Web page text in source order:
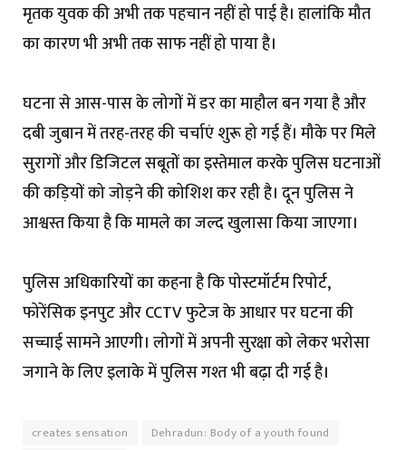
मृतक युवक की अभी तक पहचान नहीं हो पाई है। हालांकि मौत
का कारण भी अभी तक साफ नहीं हो पाया है।
घटना से आस-पास के लोगों में डर का माहौल बन गया है और
दबी जुबान में तरह-तरह की चर्चाएं शुरू हो गई हैं। मौके पर मिले
सुरागों और डिजिटल सबूतों का इस्तेमाल करके पुलिस घटनाओं
की कड़ियों को जोड़ने की कोशिश कर रही है। दून पुलिस ने
आश्वस्त किया है कि मामले का जल्द खुलासा किया जाएगा।
पुलिस अधिकारियों का कहना है कि पोस्टमॉर्टम रिपोर्ट,
फोरेंसिक इनपुट और CCTV फुटेज के आधार पर घटना की
सच्चाई सामने आएगी। लोगों में अपनी सुरक्षा को लेकर भरोसा
जगाने के लिए इलाके में पुलिस गश्त भी बढ़ा दी गई है।
creates sensation
Dehradun: Body of a youth found